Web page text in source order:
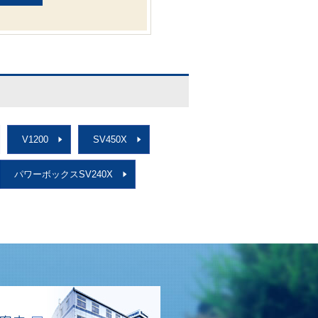
V1200 SV450X
パワーボックスSV240X